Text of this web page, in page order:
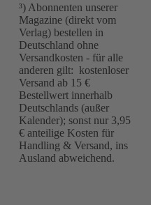
³) Abonnenten unserer
Magazine (direkt vom
Verlag) bestellen in
Deutschland ohne
Versandkosten - für alle
anderen gilt: kostenloser
Versand ab 15 €
Bestellwert innerhalb
Deutschlands (außer
Kalender); sonst nur 3,95
€ anteilige Kosten für
Handling & Versand, ins
Ausland abweichend.